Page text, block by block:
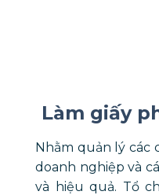
Làm giấy
Nhằm quản lý các
doanh nghiệp và
và hiệu quả. Tổ